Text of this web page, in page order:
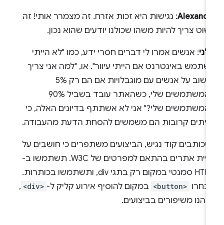
: נגישות היא זכות אזרח. זה מצמרר אותי! זה
צריך להיות משהו שכולנו יודעים שהוא נכון.
: אנשים אמרו לי דברים חסרי ידע, כמו "לא הייתי
באינטרנט אם הייתי עיוור". או, "למה אני צריך
לחשוב על אנשים עם מוגבלויות אם הם רק 5%
מהמשתמשים שלי, כשהאתר עובד בשביל 90%
שלי?" אני לא אשתתף בדיונים האלה, כי
קרובות הם משמשים להסחת הדעת מהעבודה.
קוד נגיש, הביצועים משתפרים כי חושבים על
בניית אתרים בהתאם למפרטים של W3C. תשתמשו ב-
HTML סמנטי במקום רק בתגי div, ותשתמשו בכותרות.
<button> במקום להוסיף אירוע קליק ל- <div>
,
משיפורים בביצועים.